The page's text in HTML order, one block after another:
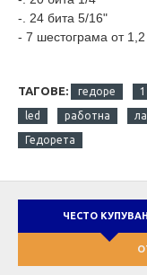
-. 24 бита 5/16"
- 7 шестограма от
ТАГОВЕ: гедоре
led работна
Гедорета
ЧЕСТО